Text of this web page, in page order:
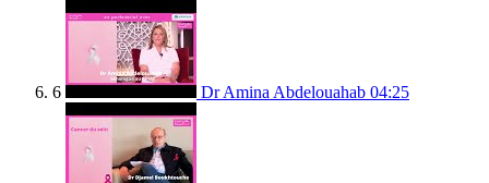
6 Dr Amina Abdelouahab 04:25